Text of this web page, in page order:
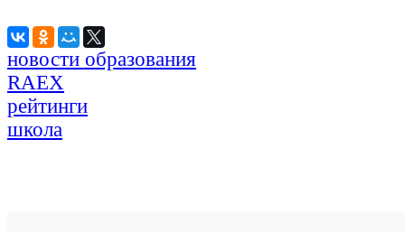
новости образования
RAEX
рейтинги
школа